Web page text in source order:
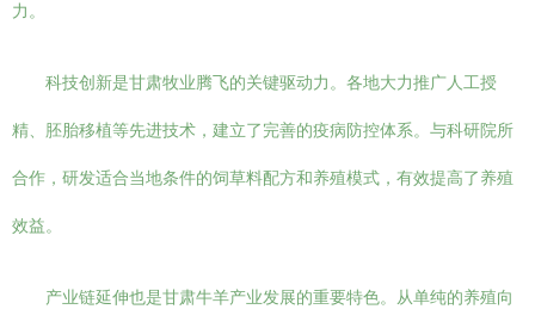
力。
科技创新是甘肃牧业腾飞的关键驱动力。各地大力推广人工授
精、胚胎移植等先进技术，建立了完善的疫病防控体系。与科研院所
合作，研发适合当地条件的饲草料配方和养殖模式，有效提高了养殖
效益。
产业链延伸也是甘肃牛羊产业发展的重要特色。从单纯的养殖向